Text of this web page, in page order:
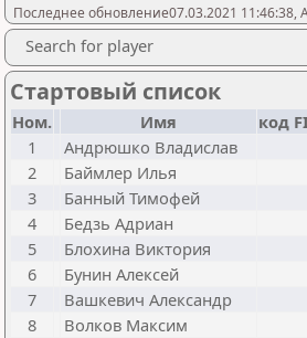
Последнее обновление07.03.2021 11:46:38,
Search for player
Стартовый список
Ном. Имя код
1
Андрюшко Владислав
2
Баймлер Илья
3
Банный Тимофей
4
Бедзь Адриан
5
Блохина Виктория
6
Бунин Алексей
7
Вашкевич Александр
8
Волков Максим